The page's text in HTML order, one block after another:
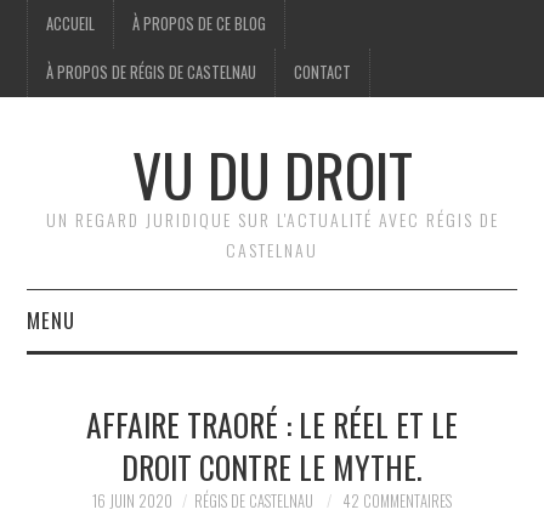
ACCUEIL À PROPOS DE CE BLOG
À PROPOS DE RÉGIS DE CASTELNAU CONTACT
VU DU DROIT
UN REGARD JURIDIQUE SUR L'ACTUALITÉ AVEC RÉGIS DE
CASTELNAU
MENU
BRÈVES
JURIDIQUE
AFFAIRE TRAORÉ : LE RÉEL ET LE
DROIT CONTRE LE MYTHE.
16 JUIN 2020 RÉGIS DE CASTELNAU 42 COMMENTAIRES